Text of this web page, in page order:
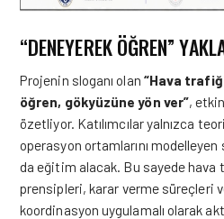
“DENEYEREK ÖĞREN”
Projenin sloganı olan “Hava
öğren, gökyüzüne yön ver”,
özetliyor. Katılımcılar yalnızca
operasyon ortamlarını
da eğitim alacak. Bu sayede
prensipleri, karar verme süreçleri
koordinasyon uygulamalı olarak